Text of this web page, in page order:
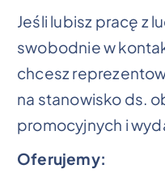
Jeśli lubisz pracę z
swobodnie w
chcesz
na stanowisko ds.
promocyjnych i
Oferujemy: